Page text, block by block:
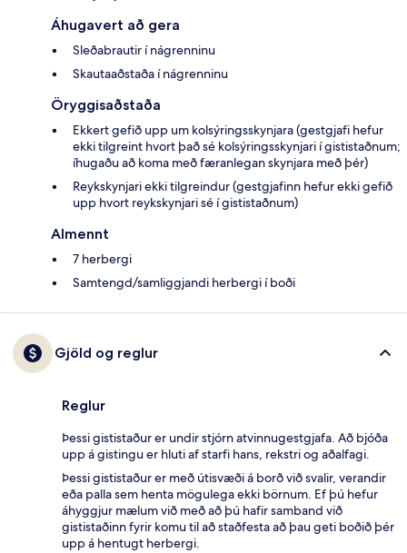
Áhugavert að gera
Sleðabrautir í nágrenninu
Skautaaðstaða í nágrenninu
Öryggisaðstaða
Ekkert gefið upp um kolsýringsskynjara (gestgjafi hefur
ekki tilgreint hvort það sé kolsýringsskynjari í gististaðnum;
íhugaðu að koma með færanlegan skynjara með þér)
Reykskynjari ekki tilgreindur (gestgjafinn hefur ekki gefið
upp hvort reykskynjari sé í gististaðnum)
Almennt
7 herbergi
Samtengd/samliggjandi herbergi í boði
Gjöld og reglur
Reglur
Þessi gististaður er undir stjórn atvinnugestgjafa. Að bjóða
upp á gistingu er hluti af starfi hans, rekstri og aðalfagi.
Þessi gististaður er með útisvæði á borð við svalir, verandir
eða palla sem henta mögulega ekki börnum. Ef þú hefur
áhyggjur mælum við með að þú hafir samband við
gististaðinn fyrir komu til að staðfesta að þau geti boðið þér
upp á hentugt herbergi.